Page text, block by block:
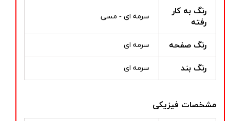
رنگ به کار
رفته
سرمه ای - مسی
رنگ صفحه سرمه ای
رنگ بند سرمه ای
مشخصات فیزیکی